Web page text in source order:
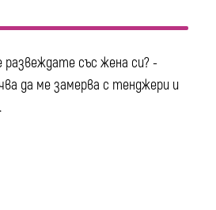
със жена си? -
да ме замерва с тенджери и